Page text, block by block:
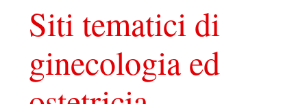
Siti tematici di
ginecologia ed